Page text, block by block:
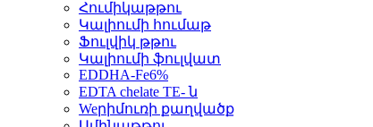
Հումիկաթթու
Կալիումի հումաթ
Ֆուլվիկ թթու
Կալիումի ֆուլվատ
EDDHA-Fe6%
EDTA chelate TE- ն
Weրիմուռի քաղվածք